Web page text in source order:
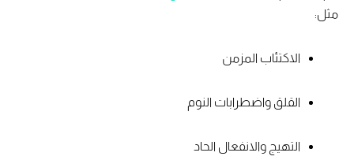
مثل:
الاكتئاب المزمن
القلق واضطرابات النوم
التهيج والانفعال الحاد